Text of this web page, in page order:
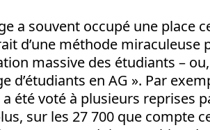
a souvent occupé une place
d’une méthode
massive des étudiants –
d’étudiants en AG ». Par
a été voté à plusieurs reprises
sur les 27 700 que compte